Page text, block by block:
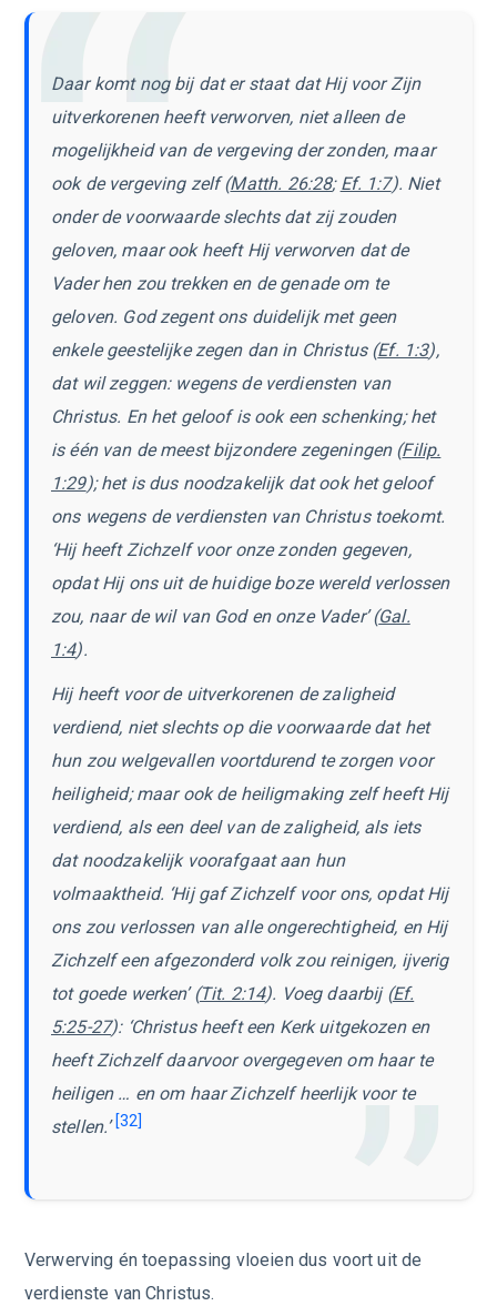
Daar komt nog bij dat er staat dat Hij voor Zijn
uitverkorenen heeft verworven, niet alleen de
mogelijkheid van de vergeving der zonden, maar
ook de vergeving zelf (Matth. 26:28; Ef. 1:7). Niet
onder de voorwaarde slechts dat zij zouden
geloven, maar ook heeft Hij verworven dat de
Vader hen zou trekken en de genade om te
geloven. God zegent ons duidelijk met geen
enkele geestelijke zegen dan in Christus (Ef. 1:3),
dat wil zeggen: wegens de verdiensten van
Christus. En het geloof is ook een schenking; het
is één van de meest bijzondere zegeningen (Filip.
1:29); het is dus noodzakelijk dat ook het geloof
ons wegens de verdiensten van Christus toekomt.
‘Hij heeft Zichzelf voor onze zonden gegeven,
opdat Hij ons uit de huidige boze wereld verlossen
zou, naar de wil van God en onze Vader’ (Gal.
1:4).
Hij heeft voor de uitverkorenen de zaligheid
verdiend, niet slechts op die voorwaarde dat het
hun zou welgevallen voortdurend te zorgen voor
heiligheid; maar ook de heiligmaking zelf heeft Hij
verdiend, als een deel van de zaligheid, als iets
dat noodzakelijk voorafgaat aan hun
volmaaktheid. ‘Hij gaf Zichzelf voor ons, opdat Hij
ons zou verlossen van alle ongerechtigheid, en Hij
Zichzelf een afgezonderd volk zou reinigen, ijverig
tot goede werken’ (Tit. 2:14). Voeg daarbij (Ef.
5:25-27): ‘Christus heeft een Kerk uitgekozen en
heeft Zichzelf daarvoor overgegeven om haar te
heiligen … en om haar Zichzelf heerlijk voor te
stellen.’ [32]
Verwerving én toepassing vloeien dus voort uit de
verdienste van Christus.